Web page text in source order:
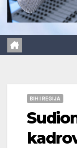
BIH I REGIJA